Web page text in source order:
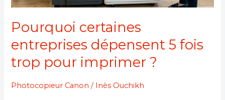
Pourquoi certaines
entreprises dépensent 5 fois
trop pour imprimer ?
Photocopieur Canon / Inès Ouchikh